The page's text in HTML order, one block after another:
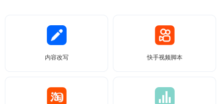
内容改写 快手视频脚本